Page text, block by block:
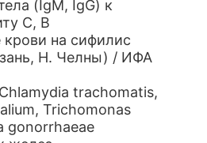
(IgM, IgG) к
С, В
крови на сифилис
Н. Челны) / ИФА
trachomatis,
Trichomonas
gonorrhaeae